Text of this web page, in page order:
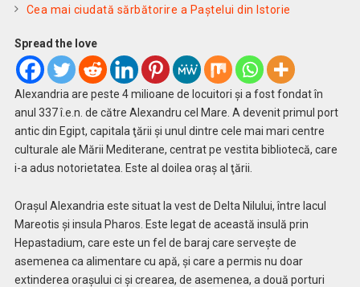
Cea mai ciudată sărbătorire a Paștelui din Istorie
Spread the love
Alexandria are peste 4 milioane de locuitori şi a fost fondat în
anul 337 î.e.n. de către Alexandru cel Mare. A devenit primul port
antic din Egipt, capitala ţării şi unul dintre cele mai mari centre
culturale ale Mării Mediterane, centrat pe vestita bibliotecă, care
i-a adus notorietatea. Este al doilea oraş al ţării.
Oraşul Alexandria este situat la vest de Delta Nilului, între lacul
Mareotis şi insula Pharos. Este legat de această insulă prin
Hepastadium, care este un fel de baraj care serveşte de
asemenea ca alimentare cu apă, şi care a permis nu doar
extinderea oraşului ci şi crearea, de asemenea, a două porturi